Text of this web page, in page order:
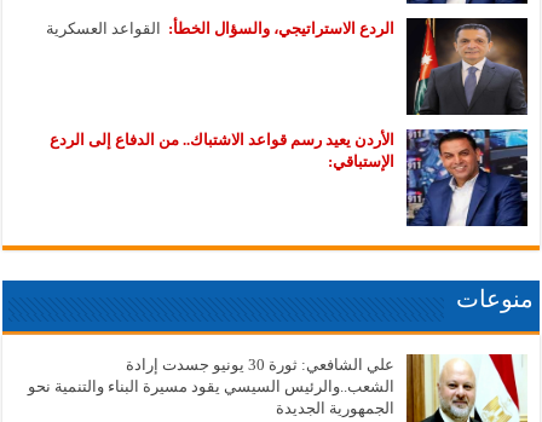
الردع الاستراتيجي، والسؤال الخطأ: القواعد العسكرية
الأردن يعيد رسم قواعد الاشتباك.. من الدفاع إلى الردع
الإستباقي:
منوعات
علي الشافعي: ثورة 30 يونيو جسدت إرادة
الشعب..والرئيس السيسي يقود مسيرة البناء والتنمية نحو
الجمهورية الجديدة